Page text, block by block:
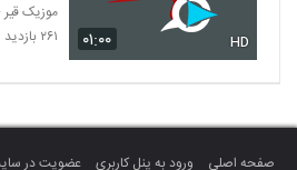
دانلود آهنگ
۲۱۰ بازدید
5373
آهنگ فردین
۰۱:۰۰ HD
موزیک
۲۶۱ بازدید
صفحه اصلی ورود به پنل کاربری عضویت در